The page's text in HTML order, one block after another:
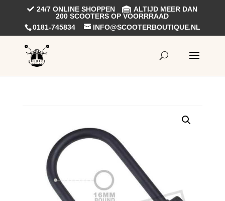
24/7 ONLINE SHOPPEN
ALTIJD MEER DAN
200 SCOOTERS OP VOORRRAAD
0181-745834
INFO@SCOOTERBOUTIQUE.NL